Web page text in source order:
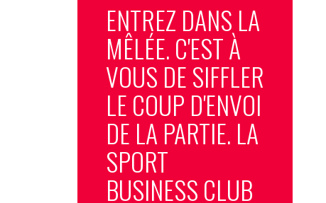
ENTREZ DANS LA
MÊLÉE. C'EST À
VOUS DE SIFFLER
LE COUP D'ENVOI
DE LA PARTIE. LA
SPORT
BUSINESS CLUB